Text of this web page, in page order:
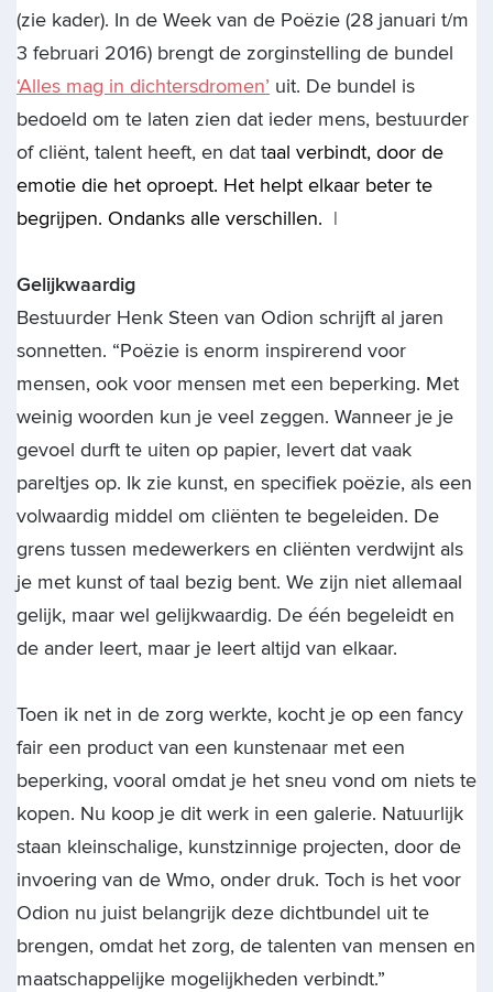
(zie kader). In de Week van de Poëzie (28 januari t/m
3 februari 2016) brengt de zorginstelling de bundel
‘Alles mag in dichtersdromen’ uit. De bundel is
bedoeld om te laten zien dat ieder mens, bestuurder
of cliënt, talent heeft, en dat taal verbindt, door de
emotie die het oproept. Het helpt elkaar beter te
begrijpen. Ondanks alle verschillen. |
Gelijkwaardig
Bestuurder Henk Steen van Odion schrijft al jaren
sonnetten. “Poëzie is enorm inspirerend voor
mensen, ook voor mensen met een beperking. Met
weinig woorden kun je veel zeggen. Wanneer je je
gevoel durft te uiten op papier, levert dat vaak
pareltjes op. Ik zie kunst, en specifiek poëzie, als een
volwaardig middel om cliënten te begeleiden. De
grens tussen medewerkers en cliënten verdwijnt als
je met kunst of taal bezig bent. We zijn niet allemaal
gelijk, maar wel gelijkwaardig. De één begeleidt en
de ander leert, maar je leert altijd van elkaar.
Toen ik net in de zorg werkte, kocht je op een fancy
fair een product van een kunstenaar met een
beperking, vooral omdat je het sneu vond om niets te
kopen. Nu koop je dit werk in een galerie. Natuurlijk
staan kleinschalige, kunstzinnige projecten, door de
invoering van de Wmo, onder druk. Toch is het voor
Odion nu juist belangrijk deze dichtbundel uit te
brengen, omdat het zorg, de talenten van mensen en
maatschappelijke mogelijkheden verbindt.”